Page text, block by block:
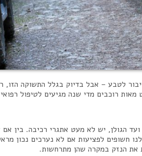
לטבע – אבל בדיוק בגלל התשוקה הזו,
רוכבים מדי שנה מגיעים לטיפול
הגולן, יש לא מעט אתגרי רכיבה. בין
חשופים לפציעות אם לא נערכים נכון
את הנזק במקרה שהן מתרחשות.